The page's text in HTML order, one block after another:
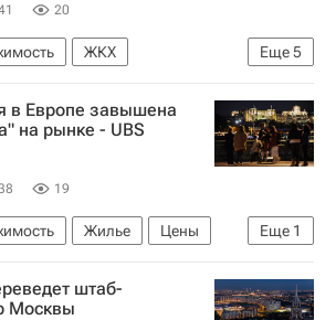
20
Еще5
ЖКХ
жилье
Андрей Чибис
в Европе завышена
на рынке - UBS
19
Еще 1
Жилье
Цены
штаб-
Москвы